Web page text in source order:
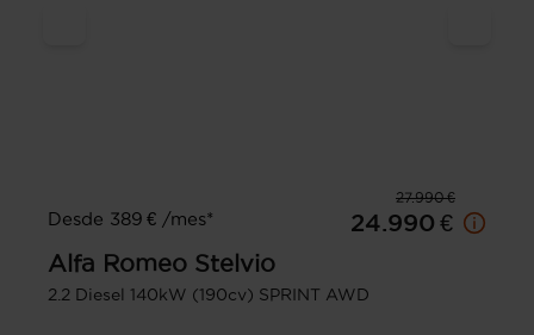
27.990 €
Desde 389 € /mes*
24.990 €
Alfa Romeo Stelvio
2.2 Diesel 140kW (190cv) SPRINT AWD